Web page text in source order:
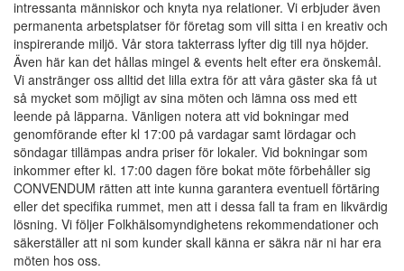
intressanta människor och knyta nya relationer. Vi erbjuder även
permanenta arbetsplatser för företag som vill sitta i en kreativ och
inspirerande miljö. Vår stora takterrass lyfter dig till nya höjder.
Även här kan det hållas mingel & events helt efter era önskemål.
Vi anstränger oss alltid det lilla extra för att våra gäster ska få ut
så mycket som möjligt av sina möten och lämna oss med ett
leende på läpparna. Vänligen notera att vid bokningar med
genomförande efter kl 17:00 på vardagar samt lördagar och
söndagar tillämpas andra priser för lokaler. Vid bokningar som
inkommer efter kl. 17:00 dagen före bokat möte förbehåller sig
CONVENDUM rätten att inte kunna garantera eventuell förtäring
eller det specifika rummet, men att i dessa fall ta fram en likvärdig
lösning. Vi följer Folkhälsomyndighetens rekommendationer och
säkerställer att ni som kunder skall känna er säkra när ni har era
möten hos oss.